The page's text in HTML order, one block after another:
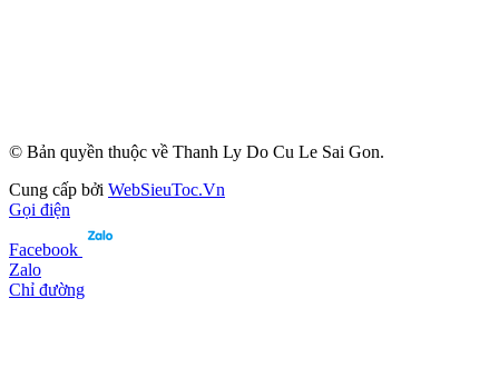
© Bản quyền thuộc về Thanh Ly Do Cu Le Sai Gon.
Cung cấp bởi WebSieuToc.Vn
Gọi điện
Facebook
Zalo
Chỉ đường